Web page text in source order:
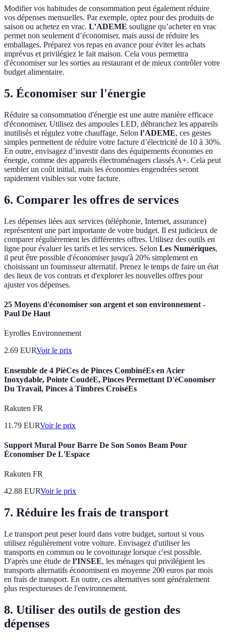
Modifier vos habitudes de consommation peut également réduire
vos dépenses mensuelles. Par exemple, optez pour des produits de
saison ou achetez en vrac. L’ADEME souligne qu’acheter en vrac
permet non seulement d’économiser, mais aussi de réduire les
emballages. Préparez vos repas en avance pour éviter les achats
imprévus et privilégiez le fait maison. Cela vous permettra
d'économiser sur les sorties au restaurant et de mieux contrôler votre
budget alimentaire.
5. Économiser sur l'énergie
Réduire sa consommation d'énergie est une autre manière efficace
d'économiser. Utilisez des ampoules LED, débranchez les appareils
inutilisés et régulez votre chauffage. Selon l’ADEME, ces gestes
simples permettent de réduire votre facture d’électricité de 10 à 30%.
En outre, envisagez d’investir dans des équipements économes en
énergie, comme des appareils électroménagers classés A+. Cela peut
sembler un coût initial, mais les économies engendrées seront
rapidement visibles sur votre facture.
6. Comparer les offres de services
Les dépenses liées aux services (téléphonie, Internet, assurance)
représentent une part importante de votre budget. Il est judicieux de
comparer régulièrement les différentes offres. Utilisez des outils en
ligne pour évaluer les tarifs et les services. Selon Les Numériques,
il peut être possible d'économiser jusqu'à 20% simplement en
choisissant un fournisseur alternatif. Prenez le temps de faire un état
des lieux de vos contrats et d'explorer les nouvelles offres pour
ajuster vos dépenses.
25 Moyens d'économiser son argent et son environnement -
Paul De Haut
Eyrolles Environnement
2.69 EURVoir le prix
Ensemble de 4 PièCes de Pinces CombinéEs en Acier
Inoxydable, Pointe CoudéE, Pinces Permettant D'éConomiser
Du Travail, Pinces à Timbres CroiséEs
Rakuten FR
11.79 EURVoir le prix
Support Mural Pour Barre De Son Sonos Beam Pour
Économiser De L'Espace
Rakuten FR
42.88 EURVoir le prix
7. Réduire les frais de transport
Le transport peut peser lourd dans votre budget, surtout si vous
utilisez régulièrement votre voiture. Envisagez d'utiliser les
transports en commun ou le covoiturage lorsque c'est possible.
D'après une étude de l’INSEE, les ménages qui privilégient les
transports alternatifs économisent en moyenne 200 euros par mois
en frais de transport. En outre, ces alternatives sont généralement
plus respectueuses de l'environnement.
8. Utiliser des outils de gestion des
dépenses